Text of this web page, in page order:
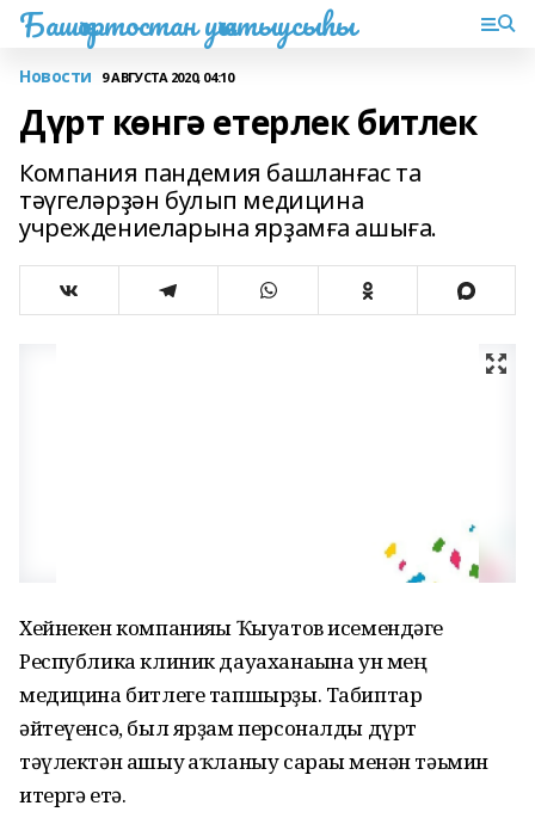
Башҡортостан уҡытыусыһы
Новости 9 АВГУСТА 2020, 04:10
Дүрт көнгә етерлек битлек
Компания пандемия башланғас та
тәүгеләрҙән булып медицина
учреждениеларына ярҙамға ашыға.
Хейнекен компанияһы Ҡыуатов исемендәге
Республика клиник дауаханаһына ун мең
медицина битлеге тапшырҙы. Табиптар
әйтеүенсә, был ярҙам персоналды дүрт
тәүлектән ашыу һаҡланыу сараһы менән тәьмин
итергә етә.